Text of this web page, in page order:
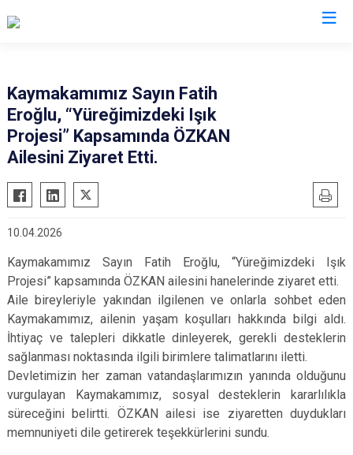
Altınözü
Belen
Erzin
Kırıkhan
Kumlu
Reyhanlı
Defne
Kaymakamımız Sayın Fatih
Eroğlu, “Yüreğimizdeki Işık
Projesi” Kapsamında ÖZKAN
Ailesini Ziyaret Etti.
10.04.2026
Kaymakamımız Sayın Fatih Eroğlu, “Yüreğimizdeki Işık
Projesi” kapsamında ÖZKAN ailesini hanelerinde ziyaret etti.
Aile bireyleriyle yakından ilgilenen ve onlarla sohbet eden
Kaymakamımız, ailenin yaşam koşulları hakkında bilgi aldı.
İhtiyaç ve talepleri dikkatle dinleyerek, gerekli desteklerin
sağlanması noktasında ilgili birimlere talimatlarını iletti.
Devletimizin her zaman vatandaşlarımızın yanında olduğunu
vurgulayan Kaymakamımız, sosyal desteklerin kararlılıkla
süreceğini belirtti. ÖZKAN ailesi ise ziyaretten duydukları
memnuniyeti dile getirerek teşekkürlerini sundu.